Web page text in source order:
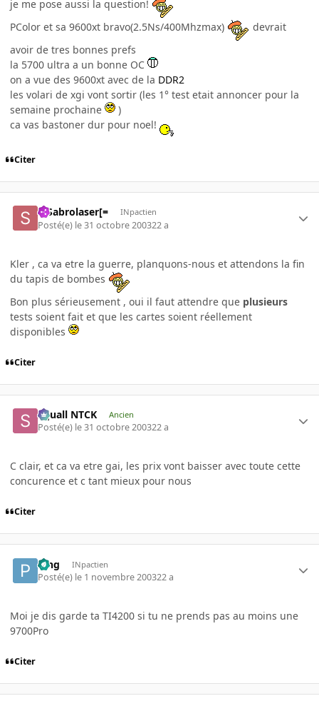
je me pose aussi la question!
PColor et sa 9600xt bravo(2.5Ns/400Mhzmax)
devrait
avoir de tres bonnes prefs
la 5700 ultra a un bonne OC
on a vue des 9600xt avec de la DDR2
les volari de xgi vont sortir (les 1° test etait annoncer pour la
semaine prochaine
)
ca vas bastoner dur pour noel!
Citer
=]Sabrolaser[= INpactien
Posté(e) le 31 octobre 200322 a
Kler , ca va etre la guerre, planquons-nous et attendons la fin
du tapis de bombes
Bon plus sérieusement , oui il faut attendre que plusieurs
tests soient fait et que les cartes soient réellement
disponibles
Citer
Squall NTCK Ancien
Posté(e) le 31 octobre 200322 a
C clair, et ca va etre gai, les prix vont baisser avec toute cette
concurence et c tant mieux pour nous
Citer
Ping INpactien
Posté(e) le 1 novembre 200322 a
Moi je dis garde ta TI4200 si tu ne prends pas au moins une
9700Pro
Citer